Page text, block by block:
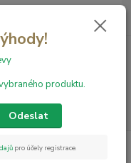
0,00 Kč
produktu.
Odeslat
pro účely registrace.